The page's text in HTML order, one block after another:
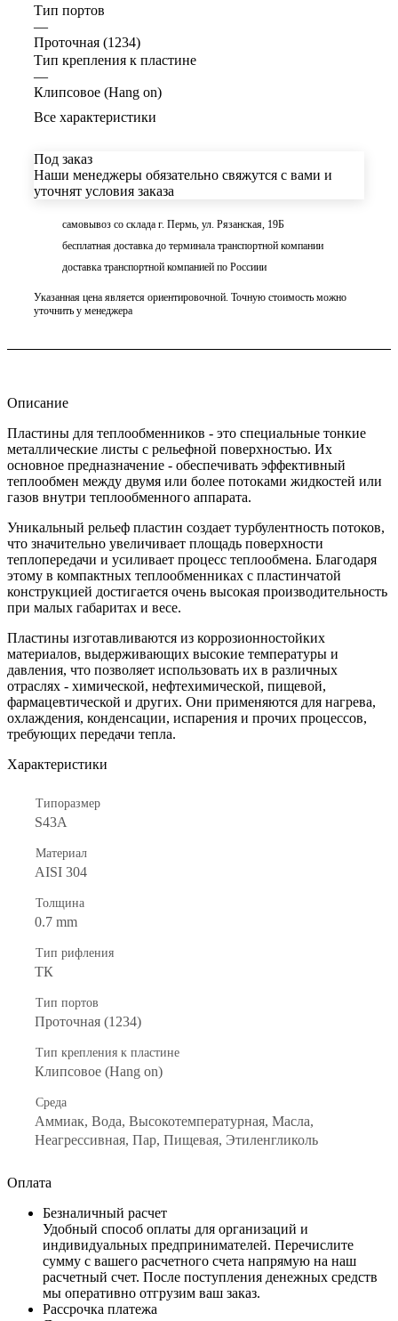
Тип портов
—
Проточная (1234)
Тип крепления к пластине
—
Клипсовое (Hang on)
Все характеристики
Под заказ
Наши менеджеры обязательно свяжутся с вами и
уточнят условия заказа
самовывоз со склада г. Пермь, ул. Рязанская, 19Б
бесплатная доставка до терминала транспортной компании
доставка транспортной компанией по Россиии
Указанная цена является ориентировочной. Точную стоимость можно
уточнить у менеджера
Описание
Пластины для теплообменников - это специальные тонкие
металлические листы с рельефной поверхностью. Их
основное предназначение - обеспечивать эффективный
теплообмен между двумя или более потоками жидкостей или
газов внутри теплообменного аппарата.
Уникальный рельеф пластин создает турбулентность потоков,
что значительно увеличивает площадь поверхности
теплопередачи и усиливает процесс теплообмена. Благодаря
этому в компактных теплообменниках с пластинчатой
конструкцией достигается очень высокая производительность
при малых габаритах и весе.
Пластины изготавливаются из коррозионностойких
материалов, выдерживающих высокие температуры и
давления, что позволяет использовать их в различных
отраслях - химической, нефтехимической, пищевой,
фармацевтической и других. Они применяются для нагрева,
охлаждения, конденсации, испарения и прочих процессов,
требующих передачи тепла.
Характеристики
Типоразмер
S43A
Материал
AISI 304
Толщина
0.7 mm
Тип рифления
ТК
Тип портов
Проточная (1234)
Тип крепления к пластине
Клипсовое (Hang on)
Среда
Аммиак, Вода, Высокотемпературная, Масла,
Неагрессивная, Пар, Пищевая, Этиленгликоль
Оплата
Безналичный расчет
Удобный способ оплаты для организаций и
индивидуальных предпринимателей. Перечислите
сумму с вашего расчетного счета напрямую на наш
расчетный счет. После поступления денежных средств
мы оперативно отгрузим ваш заказ.
Рассрочка платежа